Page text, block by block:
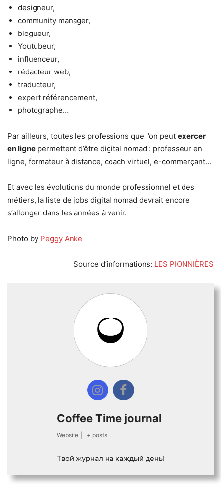
designeur,
community manager,
blogueur,
Youtubeur,
influenceur,
rédacteur web,
traducteur,
expert référencement,
photographe…
Par ailleurs, toutes les professions que l’on peut exercer
en ligne permettent d’être digital nomad : professeur en
ligne, formateur à distance, coach virtuel, e-commerçant…
Et avec les évolutions du monde professionnel et des
métiers, la liste de jobs digital nomad devrait encore
s’allonger dans les années à venir.
Photo by Peggy Anke
Source d’informations: LES PIONNIÈRES
Coffee Time journal
Website + posts
Твой журнал на каждый день!